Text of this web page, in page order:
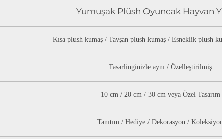
Yumuşak Plüsh Oyuncak Hayvan
Kısa plush kumaş / Tavşan plush kumaş / Esneklik plush
Tasarlinginizle aynı / Özelleştirilmiş
10 cm / 20 cm / 30 cm veya Özel Tasarım
Tanıtım / Hediye / Dekorasyon /